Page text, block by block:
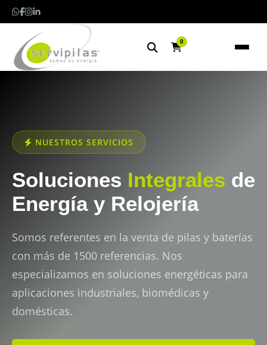
0
NUESTROS SERVICIOS
Soluciones Integrales de
Energía y Relojería
Somos referentes en la venta de pilas y baterías
con más de 1500 referencias. Nos
especializamos en soluciones energéticas para
aplicaciones industriales, biomédicas y
domésticas.